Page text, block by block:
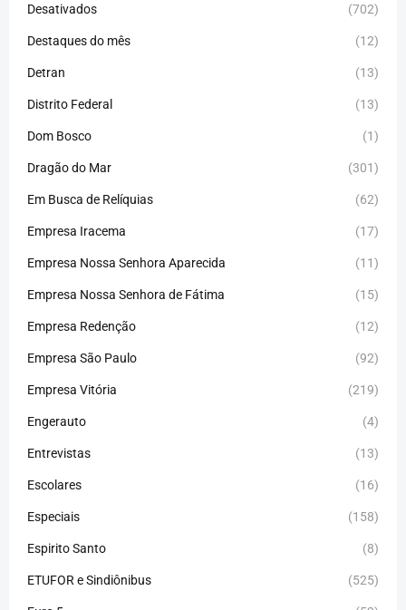
Desativados (702)
Destaques do mês (12)
Detran (13)
Distrito Federal (13)
Dom Bosco (1)
Dragão do Mar (301)
Em Busca de Relíquias (62)
Empresa Iracema (17)
Empresa Nossa Senhora Aparecida (11)
Empresa Nossa Senhora de Fátima (15)
Empresa Redenção (12)
Empresa São Paulo (92)
Empresa Vitória (219)
Engerauto (4)
Entrevistas (13)
Escolares (16)
Especiais (158)
Espirito Santo (8)
ETUFOR e Sindiônibus (525)